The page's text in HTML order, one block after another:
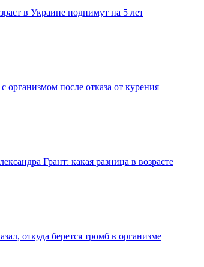
в Украине поднимут на 5 лет
организмом после отказа от курения
Грант: какая разница в возрасте
откуда берется тромб в организме